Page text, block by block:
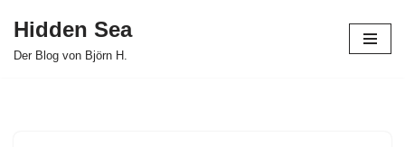
Zum
Hidden Sea
Der Blog von Björn H.